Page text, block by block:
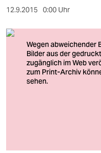
sport
berlin
nord
wahrheit
12.9.2015 0:00 Uhr